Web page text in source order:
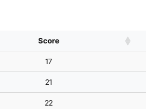
Score
17
21
22